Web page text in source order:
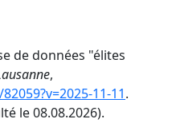
de données "élites
,
11-11.
le 08.08.2026).